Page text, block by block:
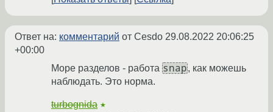
Ответ на: комментарий от Cesdo 29.08.2022 20:06:25
+00:00
Море разделов - работа snap, как можешь
наблюдать. Это норма.
turbognida ★